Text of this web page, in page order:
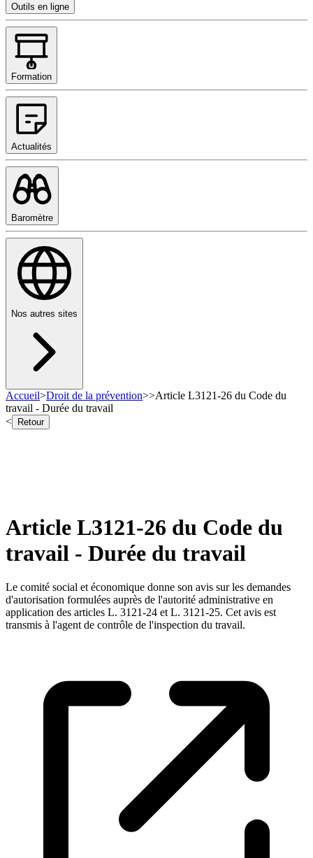
Outils en ligne
Formation
Actualités
Baromètre
Nos autres sites
Accueil>Droit de la prévention>>Article L3121-26 du Code du
travail - Durée du travail
<
Retour
Article L3121-26 du Code du
travail - Durée du travail
Le comité social et économique donne son avis sur les demandes
d'autorisation formulées auprès de l'autorité administrative en
application des articles L. 3121-24 et L. 3121-25. Cet avis est
transmis à l'agent de contrôle de l'inspection du travail.